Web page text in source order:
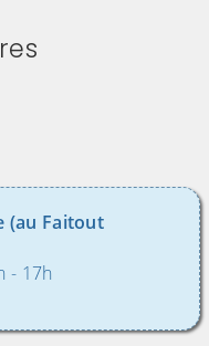
(au Faitout
- 17h